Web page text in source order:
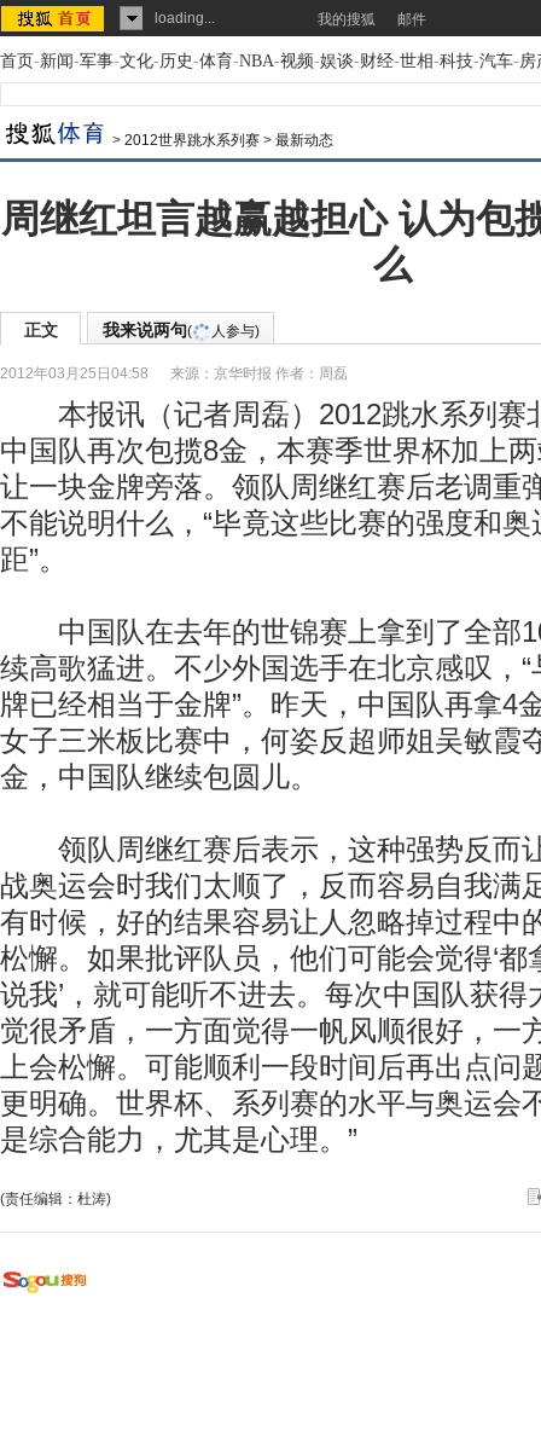
loading... 我的搜狐 邮件
首页-新闻-军事-文化-历史-体育-NBA-视频-娱谈-财经-世相-科技-汽车-房
> 2012世界跳水系列赛 > 最新动态
周继红坦言越赢越担心 认为包
么
正文 我来说两句( 人参与)
2012年03月25日04:58 来源： 京华时报 作者：周磊
本报讯（记者周磊）2012跳水系列赛
中国队再次包揽8金，本赛季世界杯加上
让一块金牌旁落。领队周继红赛后老调重
不能说明什么，“毕竟这些比赛的强度和
距”。
中国队在去年的世锦赛上拿到了全部
续高歌猛进。不少外国选手在北京感叹，
牌已经相当于金牌”。昨天，中国队再拿4
女子三米板比赛中，何姿反超师姐吴敏霞
金，中国队继续包圆儿。
领队周继红赛后表示，这种强势反而
战奥运会时我们太顺了，反而容易自我满
有时候，好的结果容易让人忽略掉过程中
松懈。如果批评队员，他们可能会觉得‘
说我’，就可能听不进去。每次中国队获
觉很矛盾，一方面觉得一帆风顺很好，一
上会松懈。可能顺利一段时间后再出点问
更明确。世界杯、系列赛的水平与奥运会
是综合能力，尤其是心理。”
(责任编辑：杜涛)